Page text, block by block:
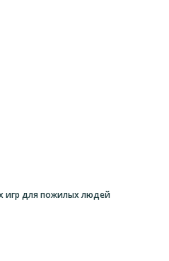
игр для пожилых людей